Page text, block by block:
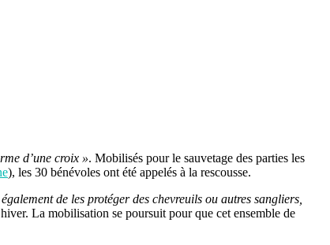
d’une croix ». Mobilisés pour le sauvetage des parties les
), les 30 bénévoles ont été appelés à la rescousse.
de les protéger des chevreuils ou autres sangliers,
La mobilisation se poursuit pour que cet ensemble de